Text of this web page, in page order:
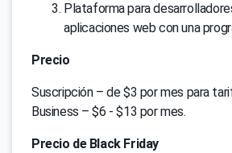
Plataforma para
aplicaciones web con una
Precio
Suscripción – de $3 por mes para
Business – $6 - $13 por mes.
Precio de Black Friday